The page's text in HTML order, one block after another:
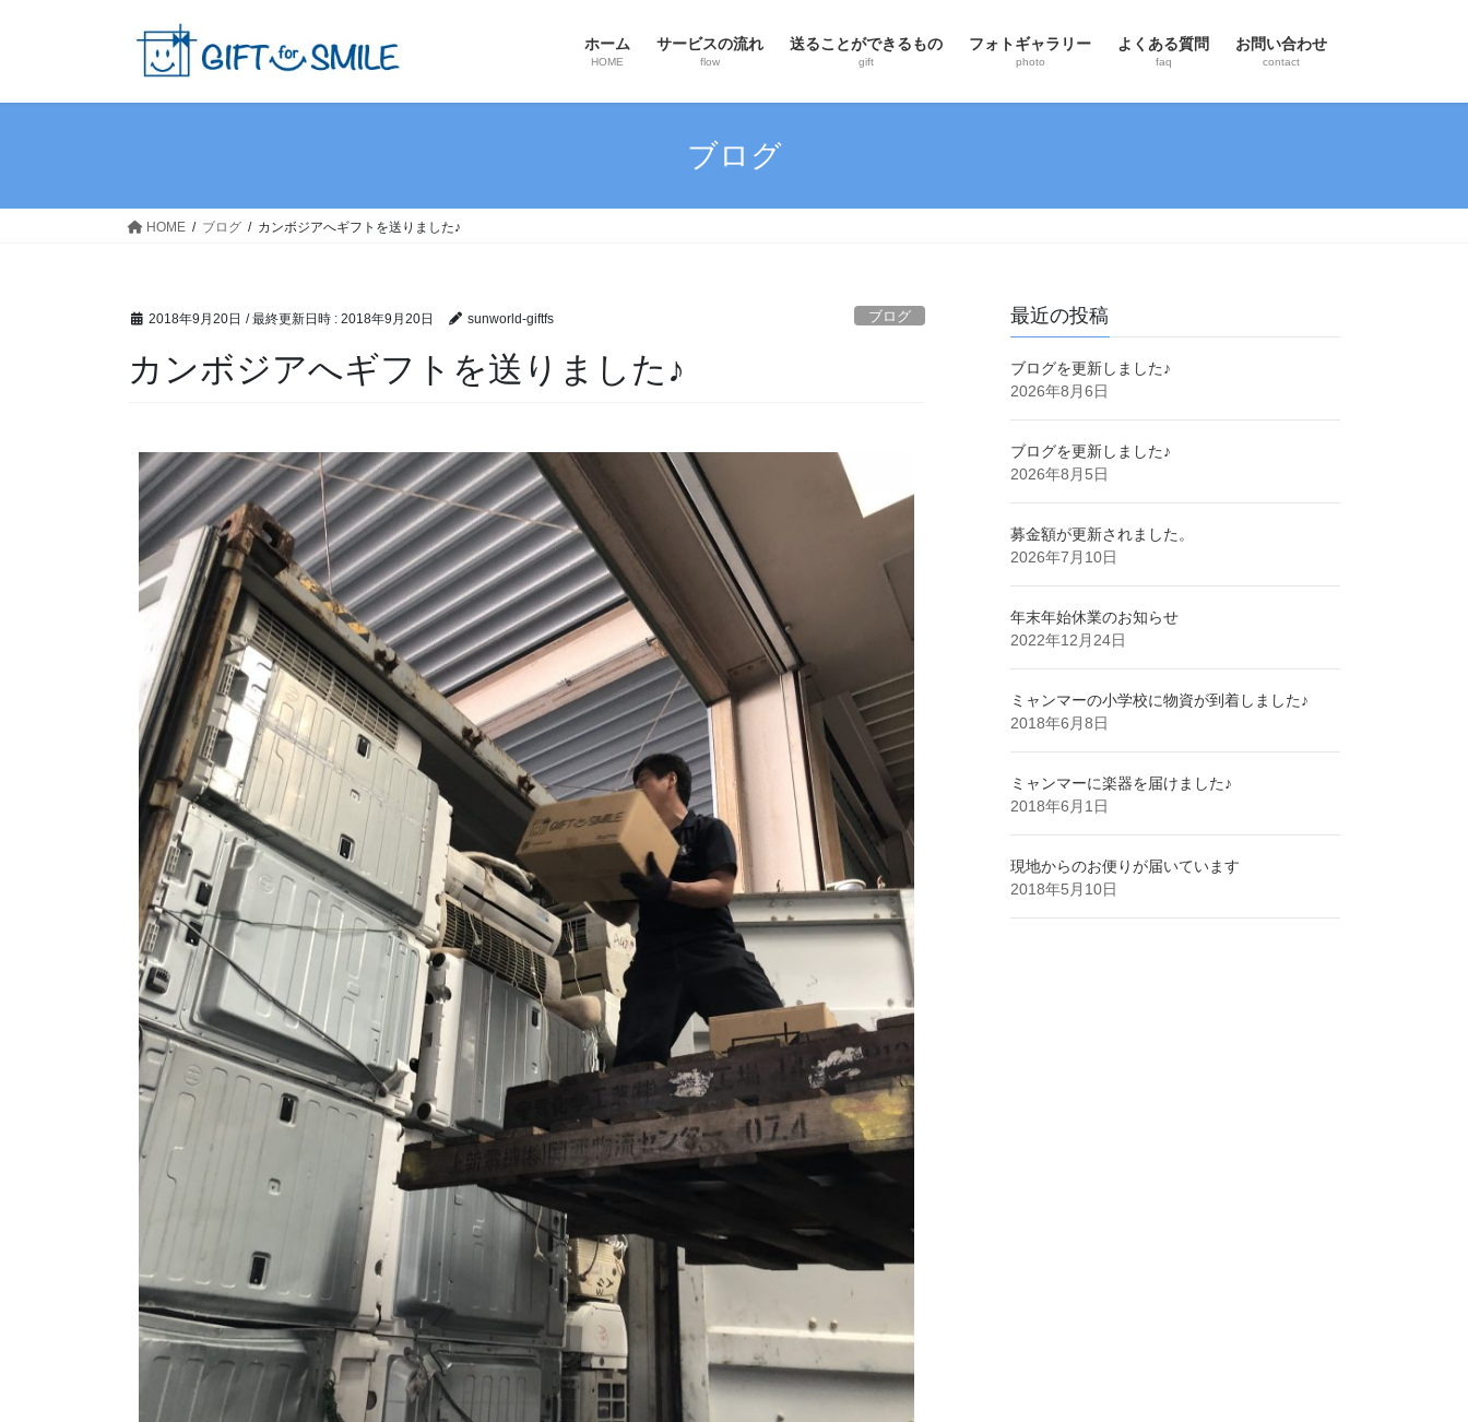
ホーム
HOME
サービスの流れ
flow
送ることができるもの
gift
フォトギャラリー
photo
よくある質問
faq
お問い合わせ
contact
ブログ
HOME ブログ カンボジアへギフトを送りました♪
2018年9月20日 / 最終更新日時 : 2018年9月20日 sunworld-giftfs ブログ
カンボジアへギフトを送りました♪
最近の投稿
ブログを更新しました♪
2026年8月6日
ブログを更新しました♪
2026年8月5日
募金額が更新されました。
2026年7月10日
年末年始休業のお知らせ
2022年12月24日
ミャンマーの小学校に物資が到着しました♪
2018年6月8日
ミャンマーに楽器を届けました♪
2018年6月1日
現地からのお便りが届いています
2018年5月10日